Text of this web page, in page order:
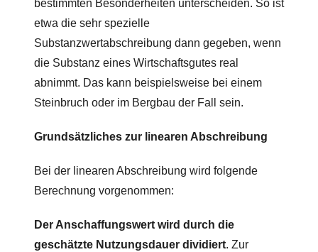
bestimmten Besonderheiten unterscheiden. So ist
etwa die sehr spezielle
Substanzwertabschreibung dann gegeben, wenn
die Substanz eines Wirtschaftsgutes real
abnimmt. Das kann beispielsweise bei einem
Steinbruch oder im Bergbau der Fall sein.
Grundsätzliches zur linearen Abschreibung
Bei der linearen Abschreibung wird folgende
Berechnung vorgenommen:
Der Anschaffungswert wird durch die
geschätzte Nutzungsdauer dividiert. Zur